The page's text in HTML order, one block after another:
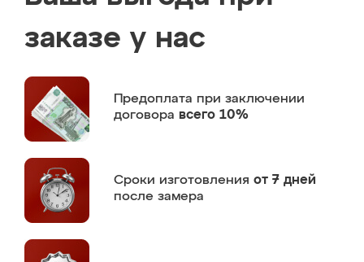
заказе у нас
Предоплата при заключении
договора всего 10%
Сроки изготовления от 7 дней
после замера